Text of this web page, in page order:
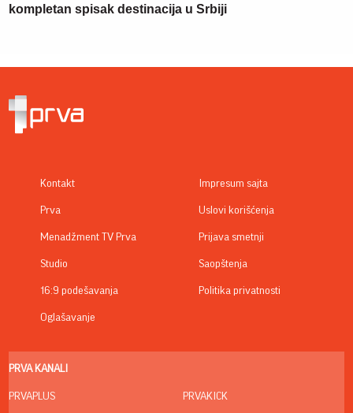
kompletan spisak destinacija u Srbiji
Kontakt
Prva
Menadžment TV Prva
Studio
16:9 podešavanja
Oglašavanje
Impresum sajta
Uslovi korišćenja
Prijava smetnji
Saopštenja
Politika privatnosti
PRVA KANALI
PRVAPLUS PRVAKICK